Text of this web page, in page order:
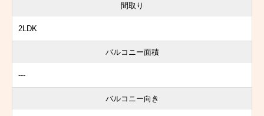
間取り
2LDK
バルコニー面積
---
バルコニー向き